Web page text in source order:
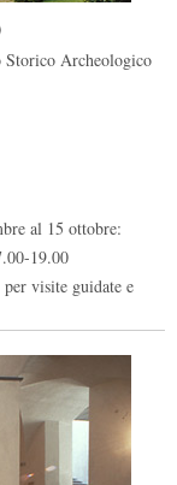
Storico Archeologico
al 15 ottobre:
19.00
visite guidate e